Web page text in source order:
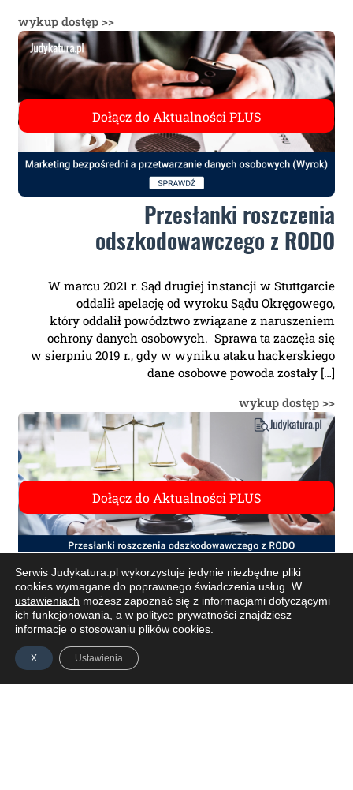
wykup dostęp >>
Przesłanki roszczenia
odszkodowawczego z RODO
W marcu 2021 r. Sąd drugiej instancji w Stuttgarcie
oddalił apelację od wyroku Sądu Okręgowego,
który oddalił powództwo związane z naruszeniem
ochrony danych osobowych. Sprawa ta zaczęła się
w sierpniu 2019 r., gdy w wyniku ataku hackerskiego
dane osobowe powoda zostały […]
wykup dostęp >>
<< 1 2 … 47 48 49 50 >>
ZAPISZ SIĘ DO NEWSLETTERA
Serwis Judykatura.pl wykorzystuje jedynie niezbędne pliki
cookies wymagane do poprawnego świadczenia usług. W
ustawieniach możesz zapoznać się z informacjami dotyczącymi
ich funkcjonowania, a w polityce prywatności znajdziesz
informacje o stosowaniu plików cookies.
X Ustawienia